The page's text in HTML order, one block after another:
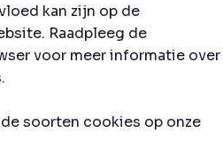
kan zijn op de
Raadpleeg de
voor meer informatie over
soorten cookies op onze